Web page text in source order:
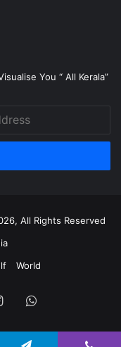
You “ All Kerala”
All Rights Reserved
World
InstagramWhatsApp